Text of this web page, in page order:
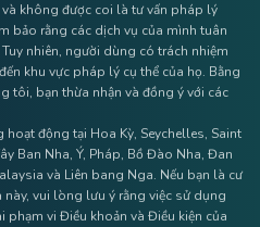
không được coi là tư vấn pháp lý
bảo rằng các dịch vụ của mình tuân
nhiên, người dùng có trách nhiệm
khu vực pháp lý cụ thể của họ. Bằng
tôi, bạn thừa nhận và đồng ý với các
động tại Hoa Kỳ, Seychelles, Saint
Ban Nha, Ý, Pháp, Bồ Đào Nha, Đan
và Liên bang Nga. Nếu bạn là cư
vui lòng lưu ý rằng việc sử dụng
vi Điều khoản và Điều kiện của